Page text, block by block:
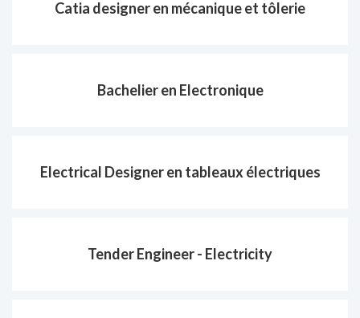
Catia designer en mécanique et tôlerie
Bachelier en Electronique
Electrical Designer en tableaux électriques
Tender Engineer - Electricity